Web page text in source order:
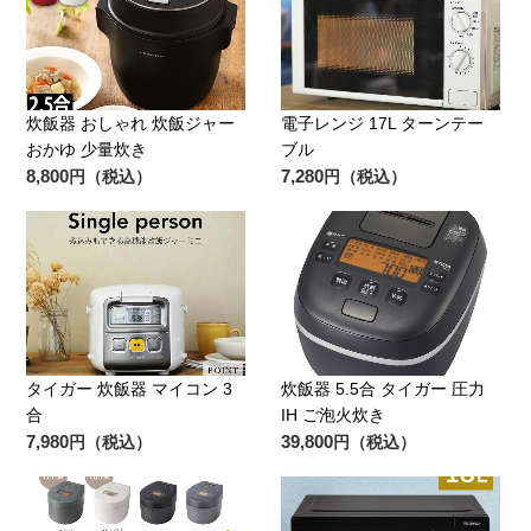
炊飯器 おしゃれ 炊飯ジャー
おかゆ 少量炊き
8,800円（税込）
電子レンジ 17L ターンテー
ブル
7,280円（税込）
タイガー 炊飯器 マイコン 3
合
7,980円（税込）
炊飯器 5.5合 タイガー 圧力
IH ご泡火炊き
39,800円（税込）